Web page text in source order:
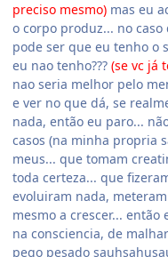
preciso mesmo) mas eu
o corpo produz... no
pode ser que eu tenho o
eu nao tenho??? (se vc já
nao seria melhor pelo
e ver no que dá, se
nada, então eu paro...
casos (na minha propria
meus... que tomam
toda certeza... que
evoluiram nada,
mesmo a crescer...
na consciencia, de
pego pesado